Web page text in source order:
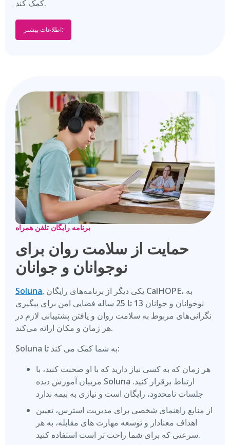
کمک کند.
اطلاعات بیشتر:
برنامه رایگان تلفن همراه
حمایت از سلامت روان برای
نوجوانان و جوانان
Soluna, یکی دیگر از برنامه‌های رایگان CalHOPE، به
نوجوانان و جوانان 13 تا 25 ساله فضایی امن برای پیگیری
نگرانی‌های مربوط به سلامت روان و یافتن پشتیبانی لازم در
هر زمان و مکان ارائه می‌کند.
Soluna به شما کمک می کند تا:
هر زمان که به کسی نیاز دارید که با او صحبت کنید، با
مربیان آموزش دیده Soluna ارتباط برقرار کنید.
جلسات نامحدود، رایگان است و نیازی به بیمه ندارد
از منابع راهنمای شخصی برای مدیریت استرس، تعیین
اهداف معنادار و توسعه مهارت های مقابله، به هر
سرعتی که برای شما راحت تر است استفاده کنید.